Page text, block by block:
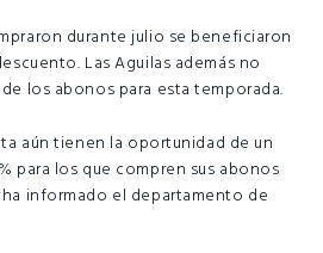
durante julio se beneficiaron
Las Aguilas además no
los abonos para esta temporada.
aún tienen la oportunidad de un
para los que compren sus abonos
informado el departamento de